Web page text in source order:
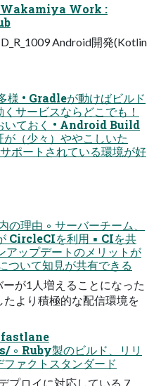
Wakamiya Work :
Android開発(Kotlin
様 • Gradleが動けばビルド
サービスならどこでも！
いておく • Android Build
（少々）ややこしいた
ポートされている環境が好
の理由 ◦ サーバーチーム、
CircleCIを利用 ▪ CIを共
アップデートのメリットが
ついて知見が共有できる
が1人増えることになった
たより積極的な配信環境を
fastlane
Ruby製のビルド、リリ
ァクトスタンダード
プロイに対応している 7